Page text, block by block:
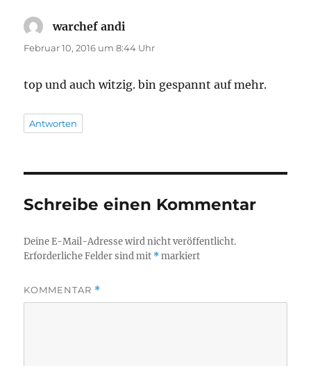
warchef andi
Februar 10, 2016 um 8:44 Uhr
top und auch witzig. bin gespannt auf mehr.
Antworten
Schreibe einen Kommentar
Deine E-Mail-Adresse wird nicht veröffentlicht.
Erforderliche Felder sind mit *markiert
KOMMENTAR *